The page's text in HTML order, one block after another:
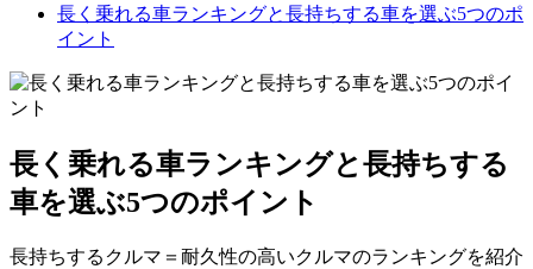
長く乗れる車ランキングと長持ちする車を選ぶ5つのポ
イント
長く乗れる車ランキングと長持ちする
車を選ぶ5つのポイント
長持ちするクルマ＝耐久性の高いクルマのランキングを紹介